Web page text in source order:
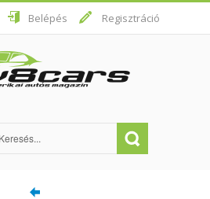
Belépés Regisztráció